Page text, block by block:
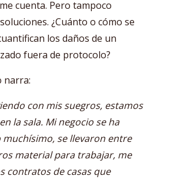
cuenta. Pero tampoco
¿Cuánto o cómo se
los daños de un
fuera de protocolo?
narra:
con mis suegros, estamos
la sala. Mi negocio se ha
se llevaron entre
material para trabajar, me
contratos de casas que